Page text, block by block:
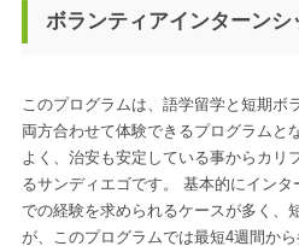
ボランティアインターンシ
このプログラムは、語学留学と短期ボ
両方合わせて体験できるプログラムと
よく、治安も安定している事からカリ
るサンディエゴです。 基本的にイン
での経験を求められるケースが多く、
が、このプログラムでは最短4週間か